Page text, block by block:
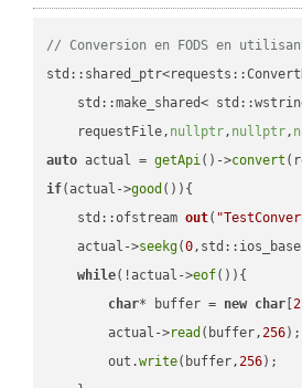
// Conversion en FODS en
std::make_shared<
    requestFile,
nullptr, nullptr,
auto actual = getApi()->convert
if(actual->good ()){
std::ofstream out(
    actual->
seekg(0
while(!actual->eof()){
char* buffer = new char [
        actual->
read (buffer,256);
        out.
write(buffer,256);